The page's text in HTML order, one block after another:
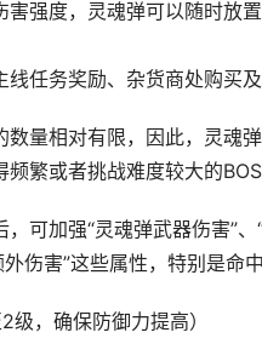
害强度，灵魂弹可以随时放
任务奖励、杂货商处购买
数量相对有限，因此，灵魂
繁或者挑战难度较大的
可加强“灵魂弹武器伤害”
伤害”这些属性，特别是命
，确保防御力提高）